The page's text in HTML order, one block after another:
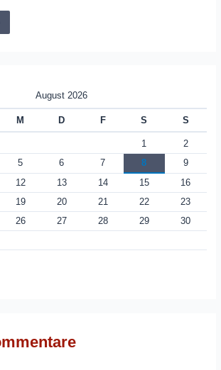
August 2026
M D F S S
1
2
5 6 7 8
9
12 13 14 15
16
19 20 21 22
23
26 27 28 29
30